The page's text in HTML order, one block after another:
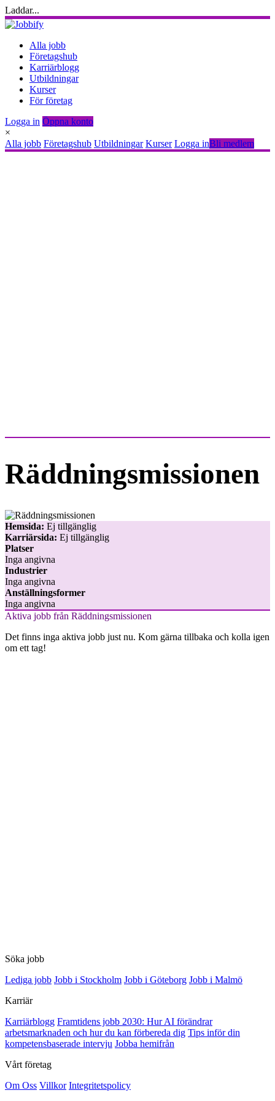
Laddar...
Alla jobb
Företagshub
Karriärblogg
Utbildningar
Kurser
För företag
Logga in Öppna konto
×
Alla jobb Företagshub Utbildningar Kurser Logga inBli medlem
Räddningsmissionen
Hemsida: Ej tillgänglig
Karriärsida: Ej tillgänglig
Platser
Inga angivna
Industrier
Inga angivna
Anställningsformer
Inga angivna
Aktiva jobb från Räddningsmissionen
Det finns inga aktiva jobb just nu. Kom gärna tillbaka och kolla igen
om ett tag!
Söka jobb
Lediga jobb Jobb i Stockholm Jobb i Göteborg Jobb i Malmö
Karriär
Karriärblogg Framtidens jobb 2030: Hur AI förändrar
arbetsmarknaden och hur du kan förbereda dig Tips inför din
kompetensbaserade intervju Jobba hemifrån
Vårt företag
Om Oss Villkor Integritetspolicy